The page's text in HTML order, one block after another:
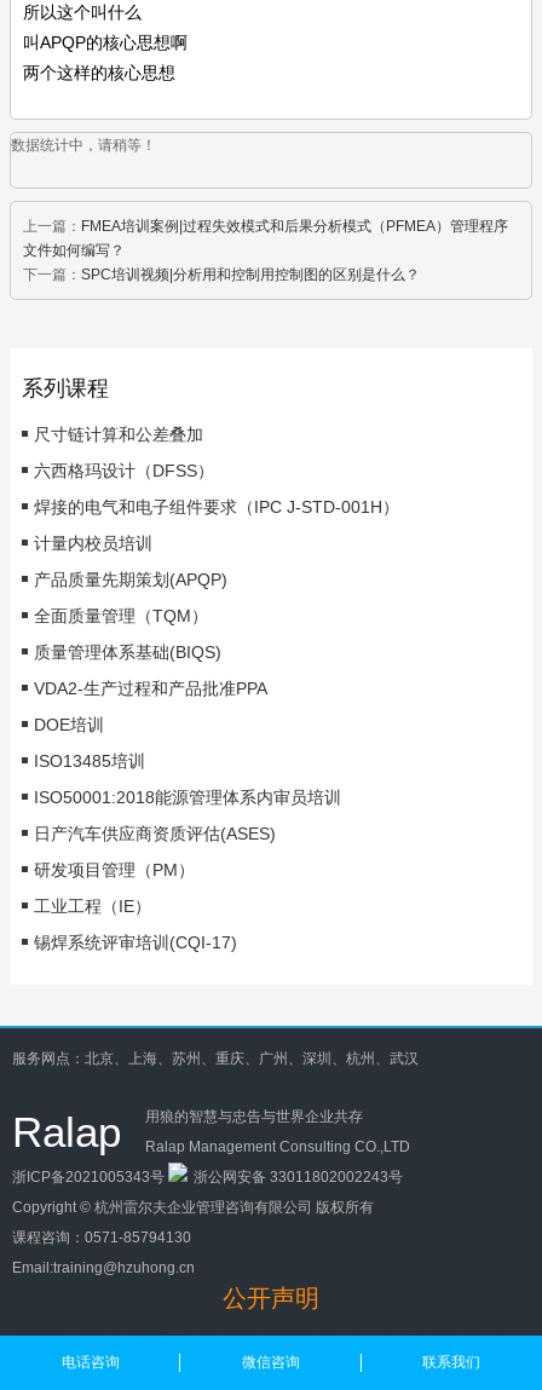
所以这个叫什么
叫APQP的核心思想啊
两个这样的核心思想
数据统计中，请稍等！
上一篇： FMEA培训案例|过程失效模式和后果分析模式（PFMEA）管理程序
文件如何编写？
下一篇： SPC培训视频|分析用和控制用控制图的区别是什么？
系列课程
尺寸链计算和公差叠加
六西格玛设计（DFSS）
焊接的电气和电子组件要求（IPC J-STD-001H）
计量内校员培训
产品质量先期策划(APQP)
全面质量管理（TQM）
质量管理体系基础(BIQS)
VDA2-生产过程和产品批准PPA
DOE培训
ISO13485培训
ISO50001:2018能源管理体系内审员培训
日产汽车供应商资质评估(ASES)
研发项目管理（PM）
工业工程（IE）
锡焊系统评审培训(CQI-17)
服务网点：北京、上海、苏州、重庆、广州、深圳、杭州、武汉
Ralap
用狼的智慧与忠告与世界企业共存
Ralap Management Consulting CO.,LTD
浙ICP备2021005343号
浙公网安备 33011802002243号
Copyright © 杭州雷尔夫企业管理咨询有限公司 版权所有
课程咨询： 0571-85794130
Email:training@hzuhong.cn
公开声明
网站地图 cqi培训 精益生产培训 质控网 mmog培训 五大工具培训 vda6.3培训
pmc培训 百度地图
电话咨询 微信咨询 联系我们